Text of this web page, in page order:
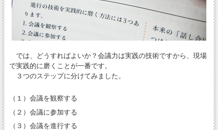
では、どうすればよいか？会議力は実践の技術ですから、現場
で実践的に磨くことが一番です。
３つのステップに分けてみました。
（１）会議を観察する
（２）会議に参加する
（３）会議を進行する